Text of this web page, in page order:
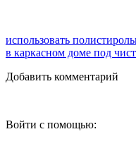
использовать
в каркасном доме под
Добавить комментарий
Войти с помощью: